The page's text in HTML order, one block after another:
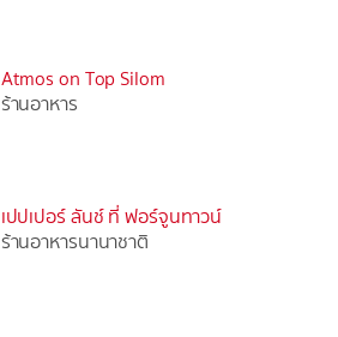
Atmos on Top Silom
ร้านอาหาร
เปปเปอร์ ลันช์ ที่ ฟอร์จูนทาวน์
ร้านอาหารนานาชาติ